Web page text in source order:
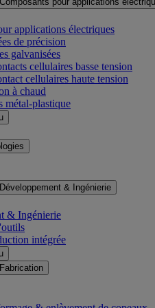
applications électriques
de précision
galvanisées
cellulaires basse tension
cellulaires haute tension
à chaud
métal-plastique
Développement & Ingénierie
& Ingénierie
intégrée
Fabrication